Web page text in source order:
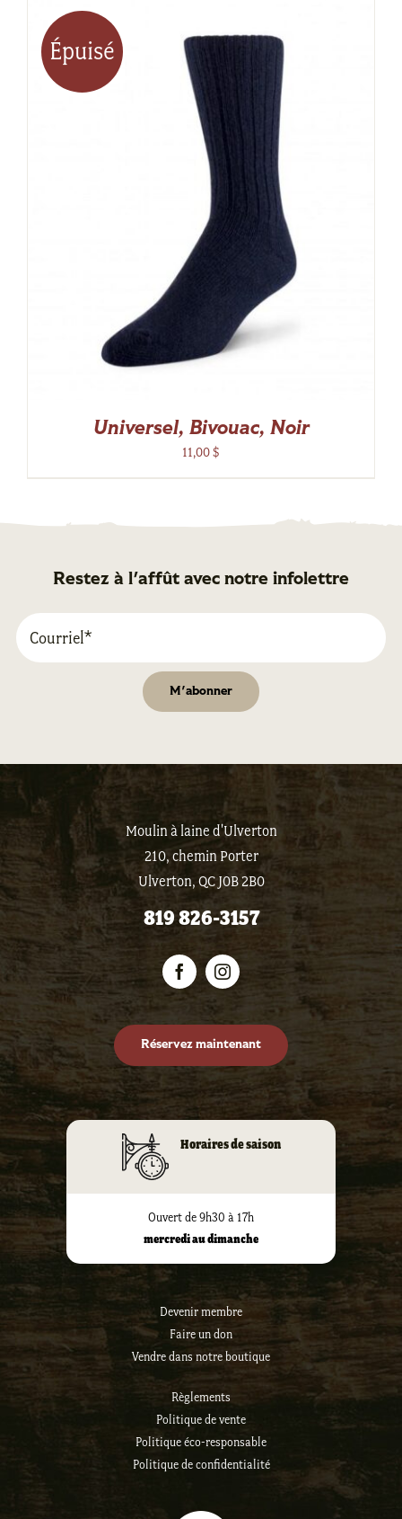
Épuisé
Universel, Bivouac, Noir
11,00$
Restez à l'affût avec notre infolettre
Moulin à laine d'Ulverton
210, chemin Porter
Ulverton, QC J0B 2B0
819 826-3157
Horaires de saison
Ouvert de 9h30 à 17h
mercredi au dimanche
Devenir membre
Faire un don
Vendre dans notre boutique
Règlements
Politique de vente
Politique éco-responsable
Politique de confidentialité
Réservez maintenant